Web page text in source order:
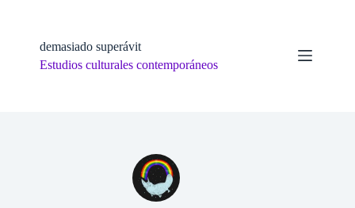
demasiado superávit
Estudios culturales contemporáneos